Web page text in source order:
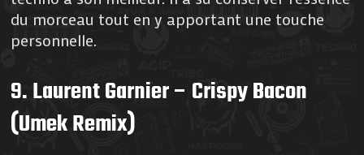
du morceau tout en y apportant une touche
personnelle.
9. Laurent Garnier – Crispy Bacon
(Umek Remix)